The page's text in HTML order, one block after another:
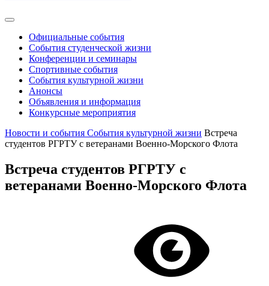
Официальные события
События студенческой жизни
Конференции и семинары
Спортивные события
События культурной жизни
Анонсы
Объявления и информация
Конкурсные мероприятия
Новости и события События культурной жизни Встреча
студентов РГРТУ с ветеранами Военно-Морского Флота
Встреча студентов РГРТУ с
ветеранами Военно-Морского Флота